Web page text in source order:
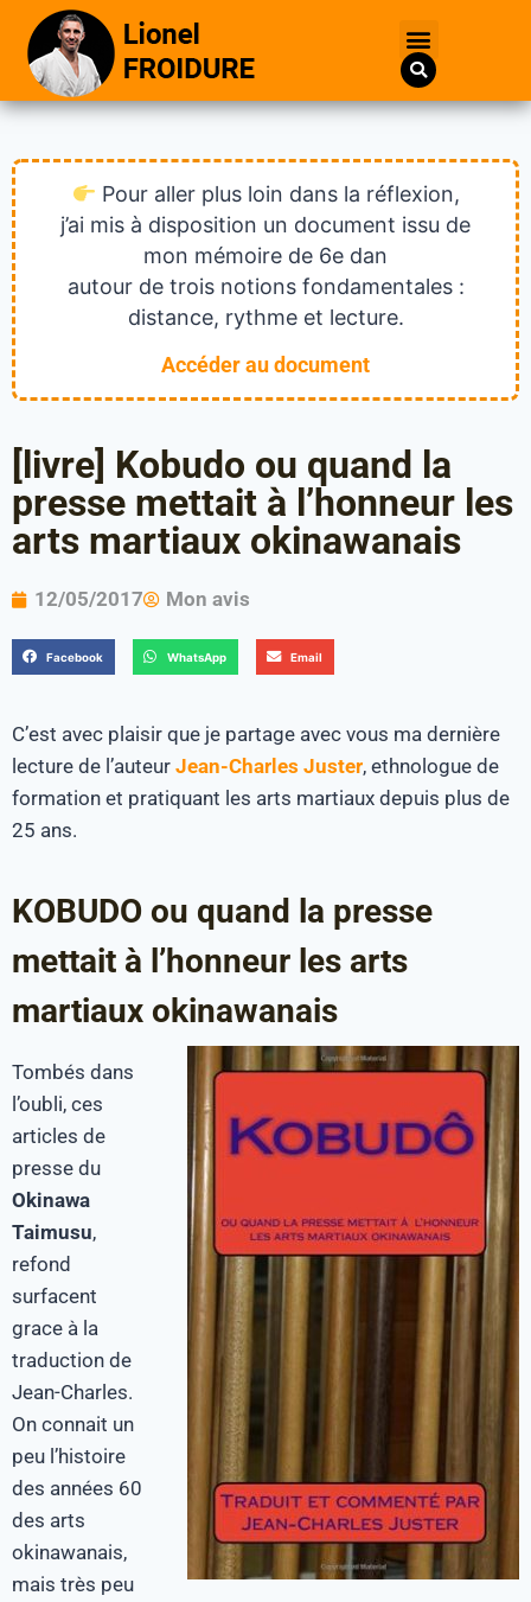
Pour aller plus loin dans la réflexion,
j’ai mis à disposition un document issu de
mon mémoire de 6e dan
autour de trois notions fondamentales :
distance, rythme et lecture.
Accéder au document
[livre] Kobudo ou quand la
presse mettait à l’honneur les
arts martiaux okinawanais
12/05/2017 Mon avis
Facebook WhatsApp Email
C’est avec plaisir que je partage avec vous ma dernière
lecture de l’auteur Jean-Charles Juster, ethnologue de
formation et pratiquant les arts martiaux depuis plus de
25 ans.
KOBUDO ou quand la presse
mettait à l’honneur les arts
martiaux okinawanais
Tombés dans
l’oubli, ces
articles de
presse du
Okinawa
Taimusu,
refond
surfacent
grace à la
traduction de
Jean-Charles.
On connait un
peu l’histoire
des années 60
des arts
okinawanais,
mais très peu